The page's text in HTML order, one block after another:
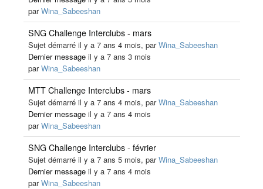
parWina_Sabeeshan
SNG Challenge Interclubs - mars
Sujet démarré il y a 7 ans 4 mois, parWina_Sabeeshan
Dernier messageil y a 7 ans 3 mois
parWina_Sabeeshan
MTT Challenge Interclubs - mars
Sujet démarré il y a 7 ans 4 mois, parWina_Sabeeshan
Dernier messageil y a 7 ans 4 mois
parWina_Sabeeshan
SNG Challenge Interclubs - février
Sujet démarré il y a 7 ans 5 mois, parWina_Sabeeshan
Dernier messageil y a 7 ans 4 mois
parWina_Sabeeshan